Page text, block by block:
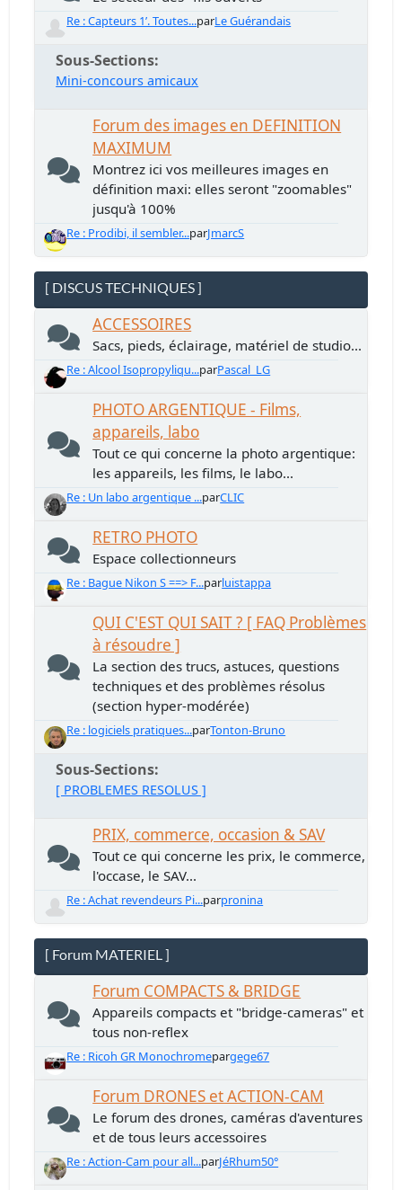
Re : Capteurs 1’. Toutes...parLe Guérandais
Sous-Sections
Mini-concours amicaux
Forum des images en DEFINITION
MAXIMUM
Montrez ici vos meilleures images en
définition maxi: elles seront "zoomables"
jusqu'à 100%
Re : Prodibi, il sembler...parJmarcS
[ DISCUS TECHNIQUES ]
ACCESSOIRES
Sacs, pieds, éclairage, matériel de studio...
Re : Alcool Isopropyliqu...parPascal_LG
PHOTO ARGENTIQUE - Films,
appareils, labo
Tout ce qui concerne la photo argentique:
les appareils, les films, le labo...
Re : Un labo argentique ...parCLIC
RETRO PHOTO
Espace collectionneurs
Re : Bague Nikon S ==> F...parluistappa
QUI C'EST QUI SAIT ? [ FAQ Problèmes
à résoudre ]
La section des trucs, astuces, questions
techniques et des problèmes résolus
(section hyper-modérée)
Re : logiciels pratiques...parTonton-Bruno
Sous-Sections
[ PROBLEMES RESOLUS ]
PRIX, commerce, occasion & SAV
Tout ce qui concerne les prix, le commerce,
l'occase, le SAV...
Re : Achat revendeurs Pi...parpronina
[ Forum MATERIEL ]
Forum COMPACTS & BRIDGE
Appareils compacts et "bridge-cameras" et
tous non-reflex
Re : Ricoh GR Monochromepargege67
Forum DRONES et ACTION-CAM
Le forum des drones, caméras d'aventures
et de tous leurs accessoires
Re : Action-Cam pour all...parJéRhum50°